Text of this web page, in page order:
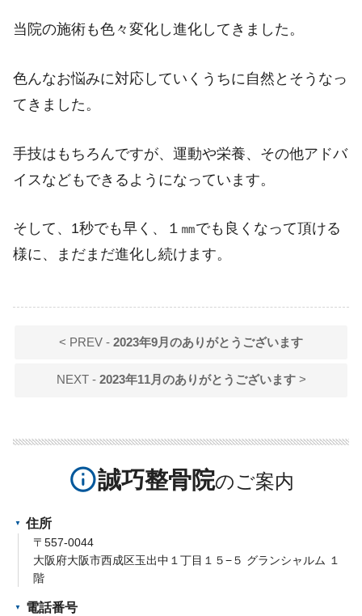
当院の施術も色々変化し進化してきました。
色んなお悩みに対応していくうちに自然とそうなっ
てきました。
手技はもちろんですが、運動や栄養、その他アドバ
イスなどもできるようになっています。
そして、1秒でも早く、１㎜でも良くなって頂ける
様に、まだまだ進化し続けます。
< PREV - 2023年9月のありがとうございます
NEXT - 2023年11月のありがとうございます>
info_outline誠巧整骨院
住所
〒557-0044
大阪府大阪市西成区玉出中１丁目１５−５ グランシャルム １
階
電話番号